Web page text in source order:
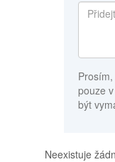
pouze
být
Neexistuje